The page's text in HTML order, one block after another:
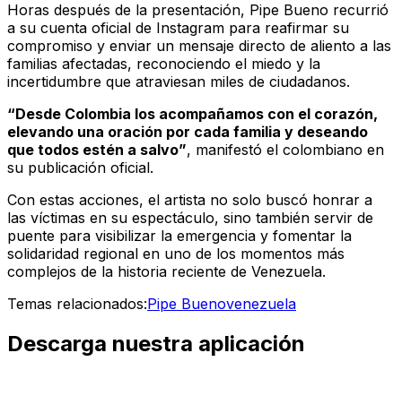
Horas después de la presentación, Pipe Bueno recurrió
a su cuenta oficial de Instagram para reafirmar su
compromiso y enviar un mensaje directo de aliento a las
familias afectadas, reconociendo el miedo y la
incertidumbre que atraviesan miles de ciudadanos.
“Desde Colombia los acompañamos con el corazón,
elevando una oración por cada familia y deseando
que todos estén a salvo”, manifestó el colombiano en
su publicación oficial.
Con estas acciones, el artista no solo buscó honrar a
las víctimas en su espectáculo, sino también servir de
puente para visibilizar la emergencia y fomentar la
solidaridad regional en uno de los momentos más
complejos de la historia reciente de Venezuela.
Temas relacionados:Pipe Buenovenezuela
Descarga nuestra aplicación